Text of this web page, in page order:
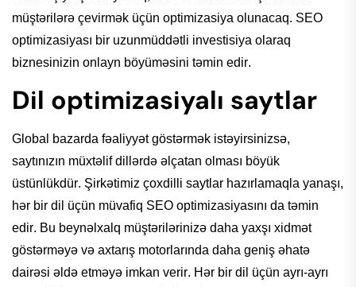
müştərilərə çevirmək üçün optimizasiya olunacaq. SEO
optimizasiyası bir uzunmüddətli investisiya olaraq
biznesinizin onlayn böyüməsini təmin edir.
Dil optimizasiyalı saytlar
Global bazarda fəaliyyət göstərmək istəyirsinizsə,
saytınızın müxtəlif dillərdə əlçatan olması böyük
üstünlükdür. Şirkətimiz çoxdilli saytlar hazırlamaqla yanaşı,
hər bir dil üçün müvafiq SEO optimizasiyasını da təmin
edir. Bu beynəlxalq müştərilərinizə daha yaxşı xidmət
göstərməyə və axtarış motorlarında daha geniş əhatə
dairəsi əldə etməyə imkan verir. Hər bir dil üçün ayrı-ayrı